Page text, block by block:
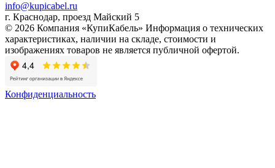
info@kupicabel.ru
г. Краснодар, проезд Майский 5
© 2026 Компания «КупиКабель» Информация о технических
характеристиках, наличии на складе, стоимости и
изображениях товаров не является публичной офертой.
Конфиденциальность